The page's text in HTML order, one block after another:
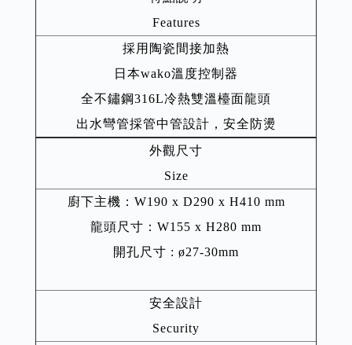
Features
採用陶瓷間接加熱
日本wako溫度控制器
全不鏽鋼316L冷熱雙溫檯面龍頭
出水彎管採管中管設計，安全防燙
外觀尺寸
Size
廚下主機：W190 x D290 x H410 mm
龍頭尺寸：W155 x H280 mm
開孔尺寸 : ø27-30mm
安全設計
Security